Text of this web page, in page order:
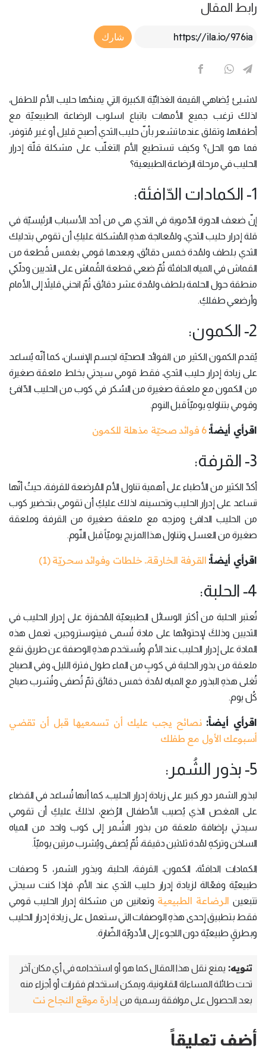
رابط المقال
Article Link
شارك
لاشيئ يُضاهي القيمة الغذائيّة الكبيرة التي يمنحُها حليب الأم للطفل،
لذلك ترغب جميع الأمهات باتباع اسلوب الرضاعة الطبيعيّة مع
أطفالها، وتقلق عندما تشعر بأنّ حليب الثدي أصبح قليل أو غير مُتوفر،
فما هو الحل؟ وكيف تستطيع الأم التغلّب على مشكلة قلّة إدرار
الحليب في مرحلة الرضاعة الطبيعية؟
1- الكمادات الدّافئة:
إنّ ضعف الدورة الدّموية في الثدي هي من أحد الأسباب الرئيسيّة في
قلة إدرار حليب الثدي، ولمُعالجة هذهِ المُشكلة عليكِ أن تقومي بتدليك
الثدي بلطف ولمُدة خمس دقائق، وبعدها قومي بغمس قُطعة من
القماش في المياه الدافئة ثُمّ ضعي قطعة القُماش على الثديين ودلّكي
منطقة حول الحلمة بلطف ولمُدة عشر دقائق، ثُمّ انحني قليلاً إلى الأمام
وأرضعي طفلكِ.
2- الكمون:
يُقدم الكمون الكثير من الفوائد الصحيّة لجسم الإنسان، كما أنّه يُساعد
على زيادة إدرار حليب الثدي، فقط قومي سيدتي بخلط ملعقة صغيرة
من الكمون مع ملعقة صغيرة من السُكر في كوب من الحليب الدّافئ
وقومي بتناولهِ يوميّاً قبل النوم.
اقرأي أيضاً: 6 فوائد صحيّة مذهلة للكمون
3- القرفة:
أكدّ الكثير من الأطباء على أهمية تناول الأم المُرضعة للقرفة، حيثُ أنّها
تساعد على إدرار الحليب وتحسينه، لذلك عليكِ أن تقومي بتحضير كوب
من الحليب الدافئ ومزجه مع ملعقة صغيرة من القرفة وملعقة
صغيرة من العسل، وتناول هذا المزيج يوميّاً قبل النّوم.
اقرأي أيضاً: القرفة الخارقة.. خلطات وفوائد سحريّة (1)
4- الحلبة:
تُعتبر الحلبة من أكثر الوسائل الطبيعيّة المُحفزة على إدرار الحليب في
الثديين وذلكَ لإحتوائها على مادة تُسمى فيتوستروجين، تعمل هذه
المادة على إدرار الحليب عند الأم، وتُستخدم هذهِ الوصفة عن طريق نقع
ملعقة من بذور الحلبة في كوبٍ من الماء طول فترة الليل، وفي الصباح
تُغلى هذهِ البذور مع المياه لمُدة خمس دقائق ثمّ تُصفى وتُشرب صباح
كُل يوم.
اقرأي أيضاً: نصائح يجب عليك أن تسمعيها قبل أن تقضي
أسبوعك الأول مع طفلك
5- بذور الشُمر:
لبذور الشمر دور كبير على زيادة إدرار الحليب، كما أنها تُساعد في القضاء
على المغص الذي يُصيب الأطفال الرُضع، لذلكَ عليكِ أن تقومي
سيدتي بإضافة ملعقة من بذور الشُمر إلى كوب واحد من المياه
الساخن وتركهِ لمُدة ثلاثين دقيقة، ثُمّ يُصفى ويُشرب مرتين يوميّاً.
الكمادات الدافئة، الكمون، القرفة، الحلبة، وبذور الشمر، 5 وصفات
طبيعيّة وفعّالة لزيادة إدرار حليب الثدي عند الأم، فإذا كنت سيدتي
تتبعين الرضاعة الطبيعية وتعانين من مشكلة إدرار الحليب قومي
فقط بتطبيق إحدى هذهِ الوصفات التي ستعمل على زيادة إدرار الحليب
وبطرقٍ طبيعيّة دون اللجوء إلى الأدويّة الضّارة.
تنويه: يمنع نقل هذا المقال كما هو أو استخدامه في أي مكان آخر
تحت طائلة المساءلة القانونية، ويمكن استخدام فقرات أو أجزاء منه
بعد الحصول على موافقة رسمية من إدارة موقع النجاح نت
أضف تعليقاً